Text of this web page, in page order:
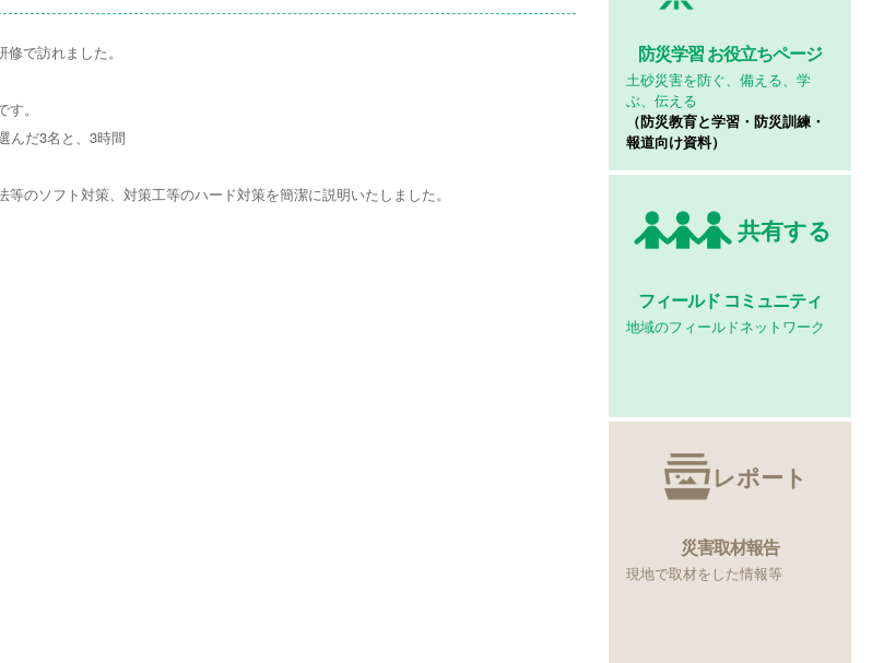
で訪れました。
。
んだ3名と、3時間
のソフト対策、対策工等のハード対策を簡潔に説明いたしました。
防災学習お役立ちページ
土砂災害を防ぐ、備える、学
ぶ、伝える
（防災教育と学習・防災訓練・
報道向け資料）
共有する
フィールド コミュニティ
地域のフィールドネットワーク
レポート
災害取材報告
現地で取材をした情報等